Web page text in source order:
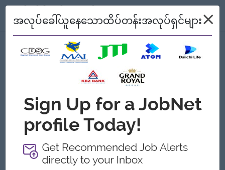
သော အလုပ်မရှိသေးပါ။
စစ်ရန် စဉ်၍ကြည့်မည်
Myanmar
အလုပ်ခေါ်ယူနေသောထိပ်တန်းအလုပ်ရှင်များ×